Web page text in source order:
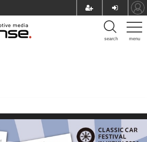
menu
search